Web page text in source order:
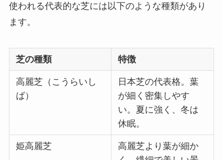
使われる代表的な芝には以下のような種類があり
ます。
芝の種類 特徴
高麗芝（こうらいし
ば）
日本芝の代表格。葉
が細く密集しやす
い。夏に強く、冬は
休眠。
姫高麗芝
高麗芝より葉が細か